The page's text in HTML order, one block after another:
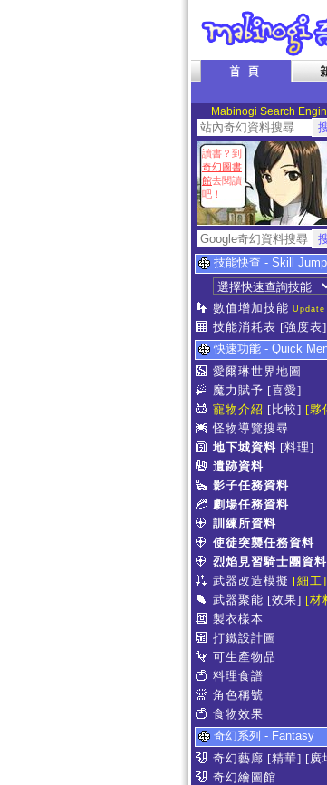
Mabinogi Search
讀書？到
奇幻圖書
館去閱讀
吧！
技能快查 - Skill Jump
數值增加技能 Update
技能消耗表 [強度表]
快速功能 - Quick
愛爾琳世界地圖
魔力賦予 [喜愛]
寵物介紹 [比較] [夥
怪物導覽搜尋
地下城資料 [料理]
遺跡資料
影子任務資料
劇場任務資料
訓練所資料
使徒突襲任務資料
烈焰見習騎士團資料
武器改造模擬 [細工]
武器聚能 [效果] [材
製衣樣本
打鐵設計圖
可生產物品
料理食譜
角色稱號
食物效果
奇幻系列 - Fantasy
奇幻藝廊 [精華] [廣
奇幻繪圖館